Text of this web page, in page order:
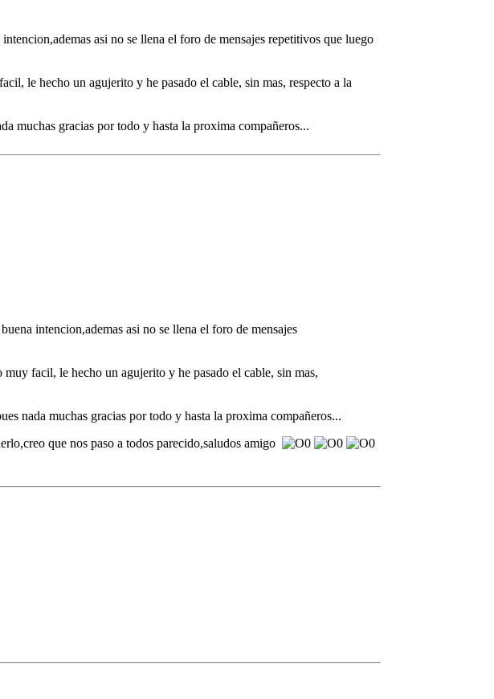
asi no se llena el foro de mensajes repetitivos que luego
le hecho un agujerito y he pasado el cable, sin mas, respecto a la
muchas gracias por todo y hasta la proxima compañeros...
intencion,ademas asi no se llena el foro de mensajes
facil, le hecho un agujerito y he pasado el cable, sin mas,
nada muchas gracias por todo y hasta la proxima compañeros...
que nos paso a todos parecido,saludos amigo